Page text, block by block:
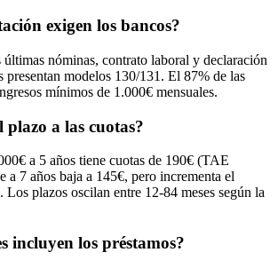
exigen los bancos?
nóminas, contrato laboral y declaración
presentan modelos 130/131. El 87% de las
mínimos de 1.000€ mensuales.
plazo a las cuotas?
a 5 años tiene cuotas de 190€ (TAE
a 7 años baja a 145€, pero incrementa el
Los plazos oscilan entre 12-84 meses según la
incluyen los préstamos?